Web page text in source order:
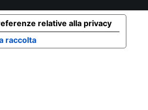
raccolta
relative alla privacy